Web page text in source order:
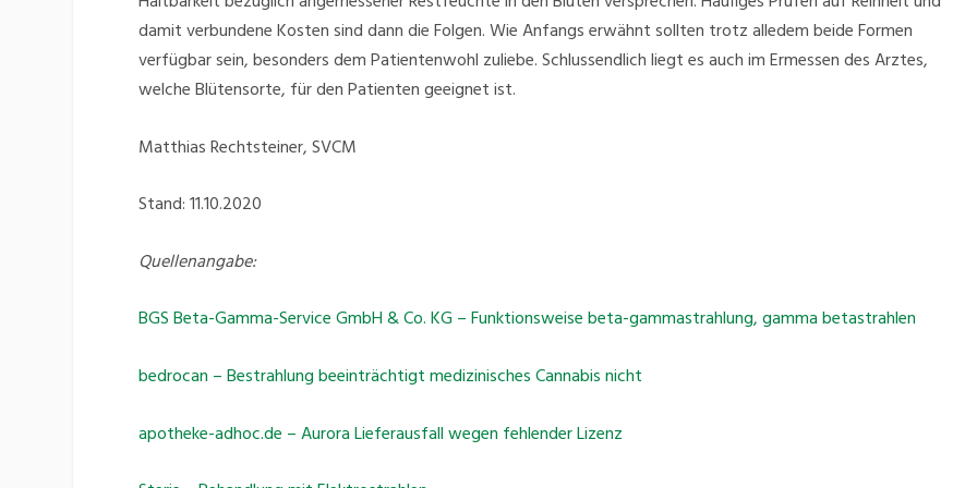
damit verbundene Kosten sind dann die Folgen. Wie Anfangs erwähnt sollten trotz alledem beide Formen
verfügbar sein, besonders dem Patientenwohl zuliebe. Schlussendlich liegt es auch im Ermessen des Arztes,
welche Blütensorte, für den Patienten geeignet ist.
Matthias Rechtsteiner, SVCM
Stand: 11.10.2020
Quellenangabe:
BGS Beta-Gamma-Service GmbH & Co. KG – Funktionsweise beta-gammastrahlung, gamma betastrahlen
bedrocan – Bestrahlung beeinträchtigt medizinisches Cannabis nicht
apotheke-adhoc.de – Aurora Lieferausfall wegen fehlender Lizenz